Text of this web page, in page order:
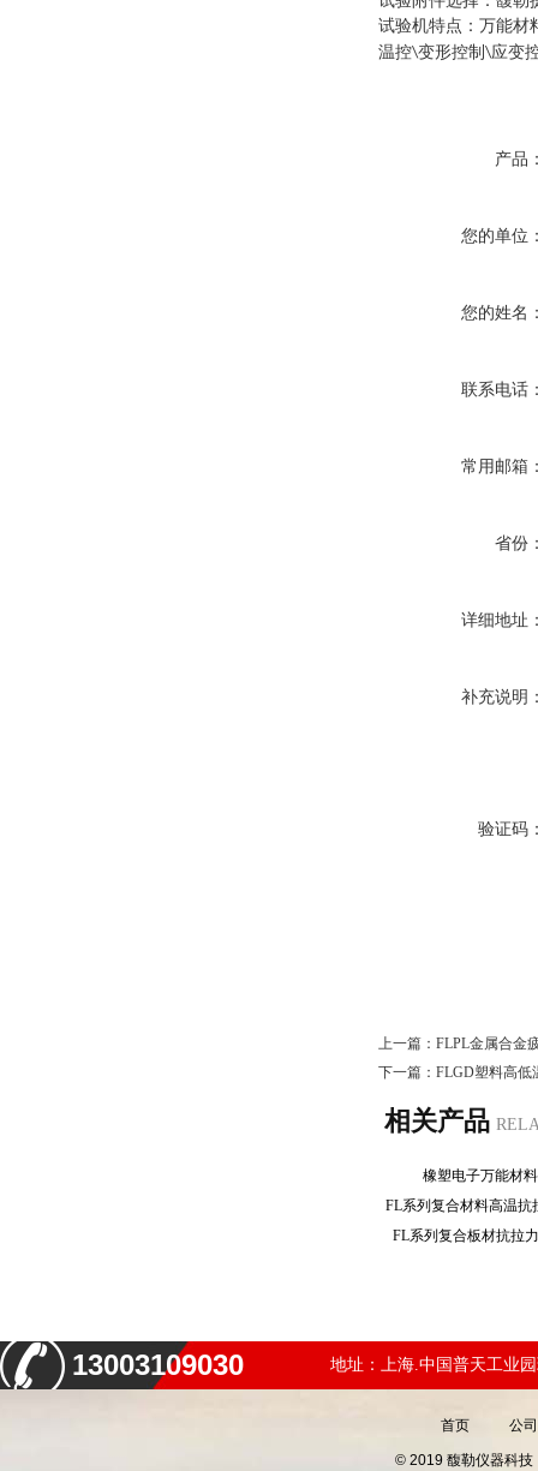
试验机特点 ： 万能材
温控\变形控制 \应变
产品
您的单位
您的姓名
联系电话
常用邮箱
省份
详细地址
补充说明
验证码
上一篇： FLPL金属合金
下一篇： FLGD塑料高低
相关产品
橡塑电子万能材
FL系列复合材料高温
FL系列复合板材抗拉
13003109030 地址：上海.中国普天工业
首页 公
© 2019 馥勒仪器科技